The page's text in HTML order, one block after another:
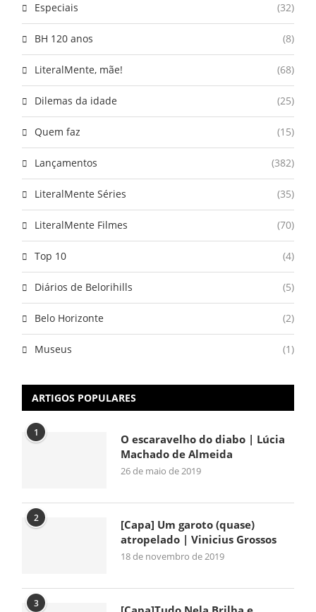
Especiais (32)
BH 120 anos (8)
LiteralMente, mãe! (68)
Dilemas da idade (25)
Quem faz (15)
Lançamentos (382)
LiteralMente Séries (35)
LiteralMente Filmes (70)
Top 10 (4)
Diários de Belorihills (5)
Belo Horizonte (2)
Museus (1)
ARTIGOS POPULARES
1
O escaravelho do diabo | Lúcia
Machado de Almeida
26 de maio de 2019
2
[Capa] Um garoto (quase)
atropelado | Vinicius Grossos
18 de novembro de 2019
3